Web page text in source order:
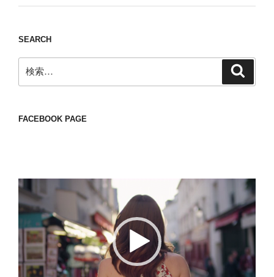
SEARCH
索:
FACEBOOK PAGE
動
画
プ
レ
ー
ヤ
ー